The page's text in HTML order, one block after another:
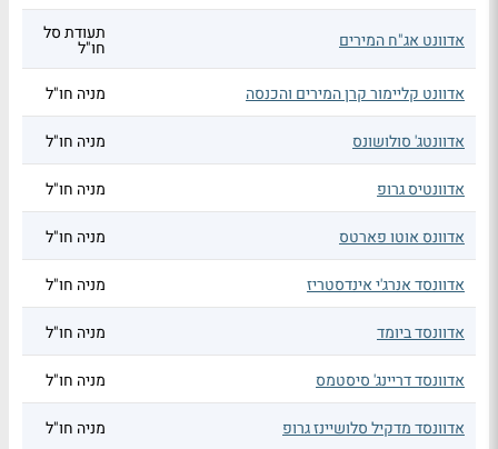
אדוונט אג"ח המירים תעודת סל
חו"ל
אדוונט קליימור קרן המירים והכנסה
מניה חו"ל
אדוונטג' סולושונס מניה חו"ל
אדוונטיס גרופ מניה חו"ל
אדוונס אוטו פארטס מניה חו"ל
אדוונסד אנרג'י אינדסטריז מניה חו"ל
אדוונסד ביומד מניה חו"ל
אדוונסד דריינג' סיסטמס מניה חו"ל
אדוונסד מדקיל סלושיינז גרופ מניה חו"ל